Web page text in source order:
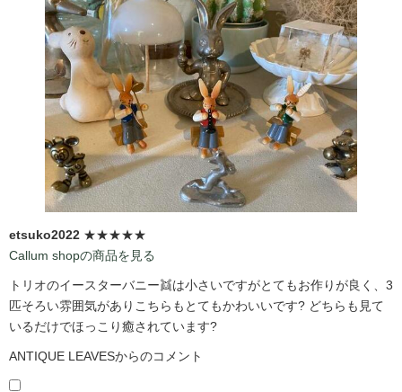
etsuko2022 ★★★★★
Callum shopの商品を見る
トリオのイースターバニー👯は小さいですがとてもお作りが良く、3
匹そろい雰囲気がありこちらもとてもかわいいです?️ どちらも見て
いるだけでほっこり癒されています?️
ANTIQUE LEAVESからのコメント